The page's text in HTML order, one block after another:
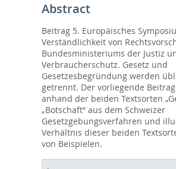
Abstract
Beitrag 5. Europäisches
Verständlichkeit von
Bundesministeriums der Justiz
Verbraucherschutz. Gesetz und
Gesetzesbegründung werden
getrennt. Der vorliegende
anhand der beiden Textsorten
„Botschaft“ aus dem Schweizer
Gesetzgebungsverfahren und
Verhältnis dieser beiden
von Beispielen.